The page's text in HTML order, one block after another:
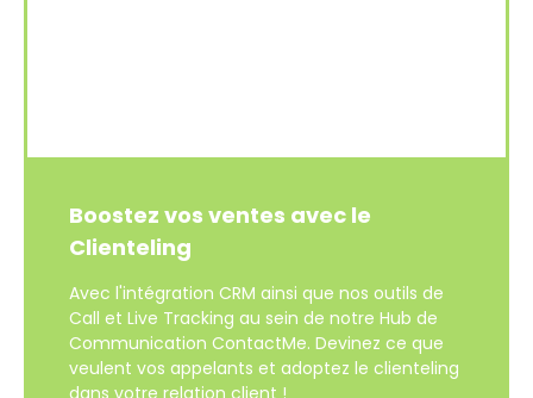
Boostez vos ventes avec le
Clienteling
Avec l'intégration CRM ainsi que nos outils de
Call et Live Tracking au sein de notre Hub de
Communication ContactMe. Devinez ce que
veulent vos appelants et adoptez le clienteling
dans votre relation client !